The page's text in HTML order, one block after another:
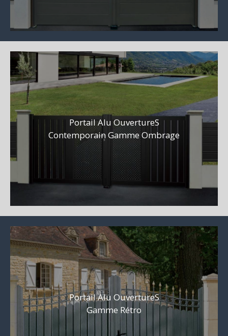
Portail Alu OuvertureS
Contemporain Gamme Ombrage
Portail Alu OuvertureS
Gamme Rétro